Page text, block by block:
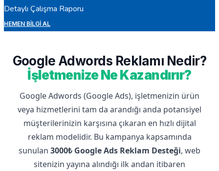
Detaylı Çalışma Raporu
HEMEN BILGI AL
Google Adwords Reklamı Nedir?
İşletmenize Ne Kazandırır?
Google Adwords (Google Ads), işletmenizin ürün
veya hizmetlerini tam da arandığı anda potansiyel
müşterilerinizin karşısına çıkaran en hızlı dijital
reklam modelidir. Bu kampanya kapsamında
sunulan 3000₺ Google Ads Reklam Desteği, web
sitenizin yayına alındığı ilk andan itibaren